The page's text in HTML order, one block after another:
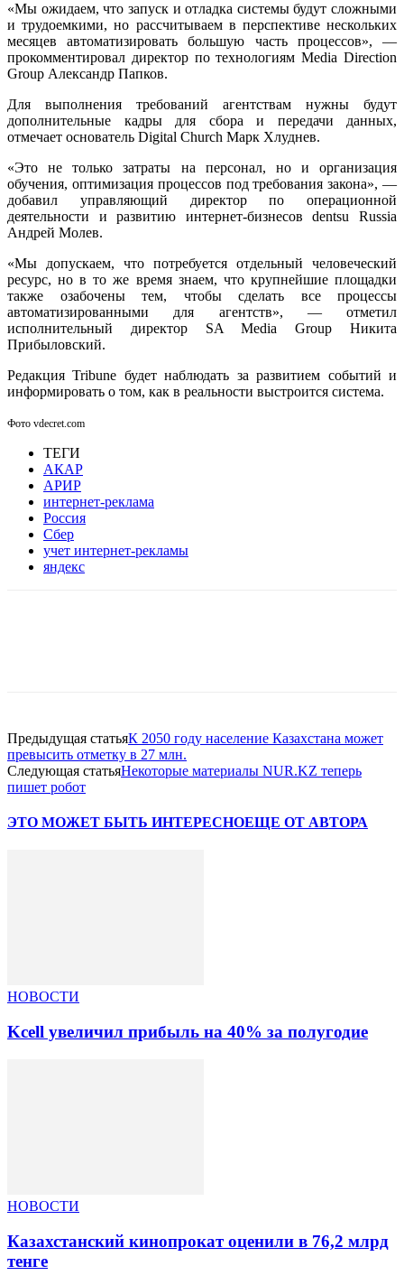
«Мы ожидаем, что запуск и отладка системы будут сложными
и трудоемкими, но рассчитываем в перспективе нескольких
месяцев автоматизировать большую часть процессов», —
прокомментировал директор по технологиям Media Direction
Group Александр Папков.
Для выполнения требований агентствам нужны будут
дополнительные кадры для сбора и передачи данных,
отмечает основатель Digital Church Марк Хлуднев.
«Это не только затраты на персонал, но и организация
обучения, оптимизация процессов под требования закона», —
добавил управляющий директор по операционной
деятельности и развитию интернет-бизнесов dentsu Russia
Андрей Молев.
«Мы допускаем, что потребуется отдельный человеческий
ресурс, но в то же время знаем, что крупнейшие площадки
также озабочены тем, чтобы сделать все процессы
автоматизированными для агентств», — отметил
исполнительный директор SA Media Group Никита
Прибыловский.
Редакция Tribune будет наблюдать за развитием событий и
информировать о том, как в реальности выстроится система.
Фото vdecret.com
ТЕГИ
АКАР
АРИР
интернет-реклама
Россия
Сбер
учет интернет-рекламы
яндекс
Предыдущая статьяК 2050 году население Казахстана может
превысить отметку в 27 млн.
Следующая статьяНекоторые материалы NUR.KZ теперь
пишет робот
ЭТО МОЖЕТ БЫТЬ ИНТЕРЕСНОЕЩЕ ОТ АВТОРА
НОВОСТИ
Kcell увеличил прибыль на 40% за полугодие
НОВОСТИ
Казахстанский кинопрокат оценили в 76,2 млрд
тенге